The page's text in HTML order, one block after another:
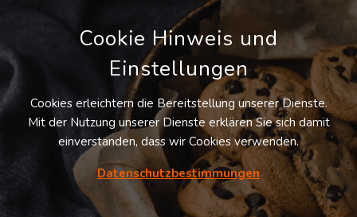
LOGIVISOR SUCHE
Lagerflächen in Kiefersfelden
Cookie Hinweis und
Einstellungen
Cookies erleichtern die Bereitstellung unserer Dienste.
Mit der Nutzung unserer Dienste erklären Sie sich damit
einverstanden, dass wir Cookies verwenden.
Datenschutzbestimmungen